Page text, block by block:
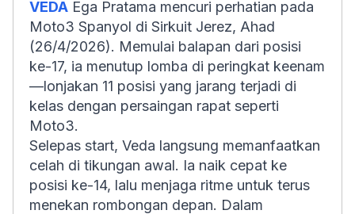
VEDA Ega Pratama mencuri perhatian pada
Moto3 Spanyol di Sirkuit Jerez, Ahad
(26/4/2026). Memulai balapan dari posisi
ke-17, ia menutup lomba di peringkat keenam
—lonjakan 11 posisi yang jarang terjadi di
kelas dengan persaingan rapat seperti
Moto3.
Selepas start, Veda langsung memanfaatkan
celah di tikungan awal. Ia naik cepat ke
posisi ke-14, lalu menjaga ritme untuk terus
menekan rombongan depan. Dalam